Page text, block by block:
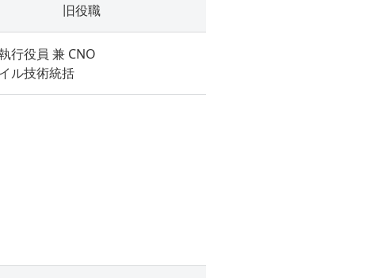
旧役職
行役員 兼 CNO
ル技術統括